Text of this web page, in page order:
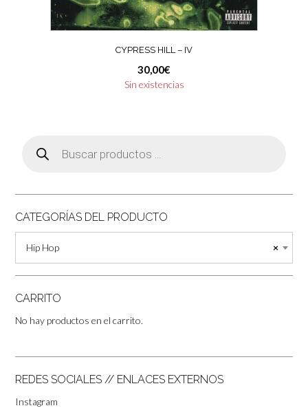
CYPRESS HILL ‎– IV
30,00€
Sin existencias
productos
CATEGORÍAS DEL PRODUCTO
×
Hip Hop
CARRITO
No hay productos en el carrito.
REDES SOCIALES // ENLACES EXTERNOS
Instagram